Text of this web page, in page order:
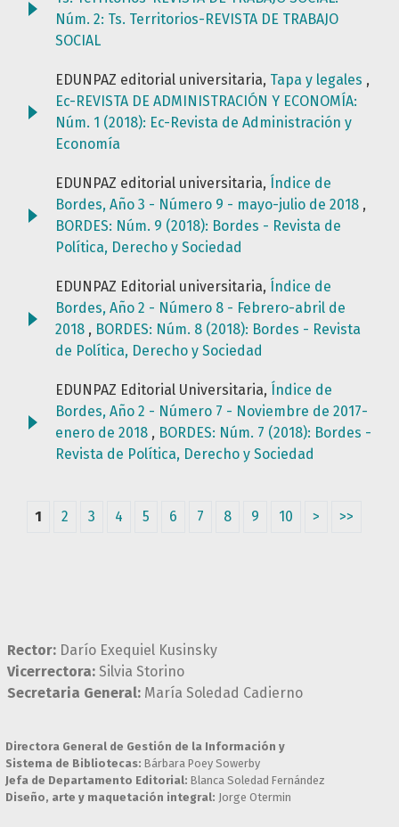
Núm. 2: Ts. Territorios-REVISTA DE TRABAJO
SOCIAL
EDUNPAZ editorial universitaria, Tapa y legales ,
Ec-REVISTA DE ADMINISTRACIÓN Y ECONOMÍA:
Núm. 1 (2018): Ec-Revista de Administración y
Economía
EDUNPAZ editorial universitaria, Índice de
Bordes, Año 3 - Número 9 - mayo-julio de 2018 ,
BORDES: Núm. 9 (2018): Bordes - Revista de
Política, Derecho y Sociedad
EDUNPAZ Editorial universitaria, Índice de
Bordes, Año 2 - Número 8 - Febrero-abril de
2018 , BORDES: Núm. 8 (2018): Bordes - Revista
de Política, Derecho y Sociedad
EDUNPAZ Editorial Universitaria, Índice de
Bordes, Año 2 - Número 7 - Noviembre de 2017-
enero de 2018 , BORDES: Núm. 7 (2018): Bordes -
Revista de Política, Derecho y Sociedad
1 2 3 4 5 6 7 8 9 10 > >>
Rector: Darío Exequiel Kusinsky
Vicerrectora: Silvia Storino
Secretaria General: María Soledad Cadierno
Directora General de Gestión de la Información y
Sistema de Bibliotecas: Bárbara Poey Sowerby
Jefa de Departamento Editorial: Blanca Soledad Fernández
Diseño, arte y maquetación integral: Jorge Otermin